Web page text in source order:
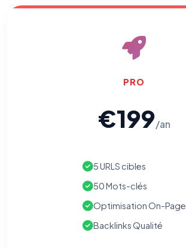
PRO
€199/an
5 URLS cibles
50 Mots-clés
Optimisation On-Page
Backlinks Qualité